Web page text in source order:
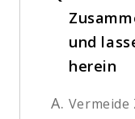
und
herein
A. Vermeide